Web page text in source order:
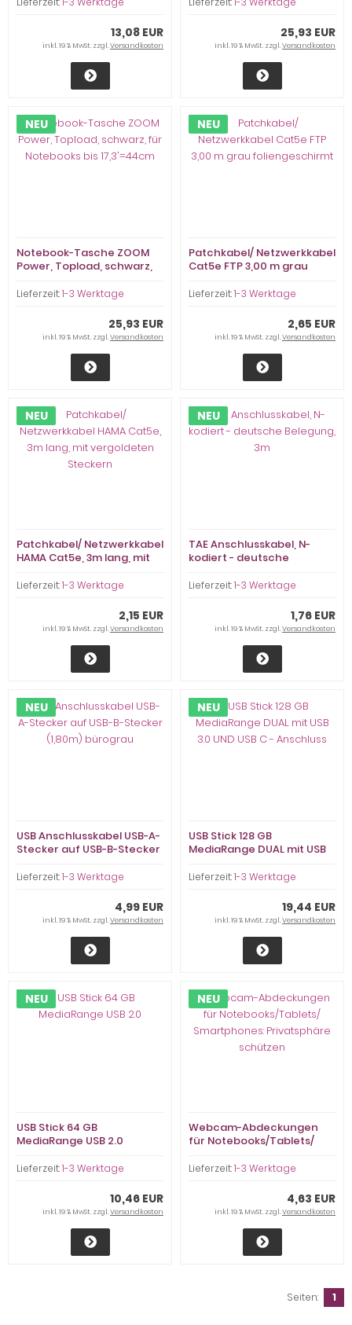
13,08 EUR
inkl. 19 % MwSt. zzgl.Versandkosten
25,93 EUR
inkl. 19 % MwSt. zzgl.Versandkosten
NEU
Notebook-Tasche ZOOM
Power, Topload, schwarz,
17,3'=44cm
Lieferzeit:1-3 Werktage
25,93 EUR
inkl. 19 % MwSt. zzgl.Versandkosten
NEU
Patchkabel/ Netzwerkkabel
Cat5e FTP 3,00 m grau
Lieferzeit:1-3 Werktage
2,65 EUR
inkl. 19 % MwSt. zzgl.Versandkosten
NEU
Patchkabel/ Netzwerkkabel
HAMA Cat5e, 3m lang, mit
Lieferzeit:1-3 Werktage
2,15 EUR
inkl. 19 % MwSt. zzgl.Versandkosten
NEU
TAE Anschlusskabel, N-
kodiert - deutsche
Lieferzeit:1-3 Werktage
1,76 EUR
inkl. 19 % MwSt. zzgl.Versandkosten
NEU
USB Anschlusskabel USB-A-
Stecker auf USB-B-Stecker
Lieferzeit:1-3 Werktage
4,99 EUR
inkl. 19 % MwSt. zzgl.Versandkosten
NEU
USB Stick 128 GB
MediaRange DUAL mit USB
Lieferzeit:1-3 Werktage
19,44 EUR
inkl. 19 % MwSt. zzgl.Versandkosten
NEU
USB Stick 64 GB
MediaRange USB 2.0
Lieferzeit:1-3 Werktage
10,46 EUR
inkl. 19 % MwSt. zzgl.Versandkosten
NEU
Webcam-Abdeckungen
für Notebooks/Tablets/
Privatsphäre schützen
Lieferzeit:1-3 Werktage
4,63 EUR
inkl. 19 % MwSt. zzgl.Versandkosten
Seiten: 1